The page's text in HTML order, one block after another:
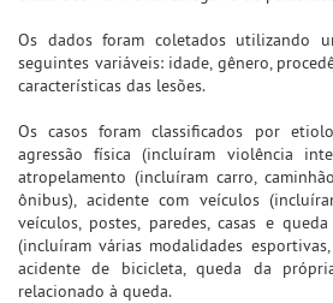
Os dados foram coletados utilizando
seguintes variáveis: idade, gênero,
características das lesões.
Os casos foram classificados por
agressão física (incluíram violência
atropelamento (incluíram carro,
ônibus), acidente com veículos
veículos, postes, paredes, casas e
(incluíram várias modalidades
acidente de bicicleta, queda da
relacionado à queda.